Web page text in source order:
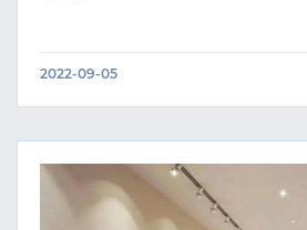
2022-09-05